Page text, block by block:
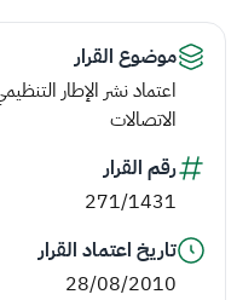
موضوع القرار
اعتماد نشر الإطار
الاتصالات
رقم القرار
271/1431
تاريخ اعتماد القرار
28/08/2010